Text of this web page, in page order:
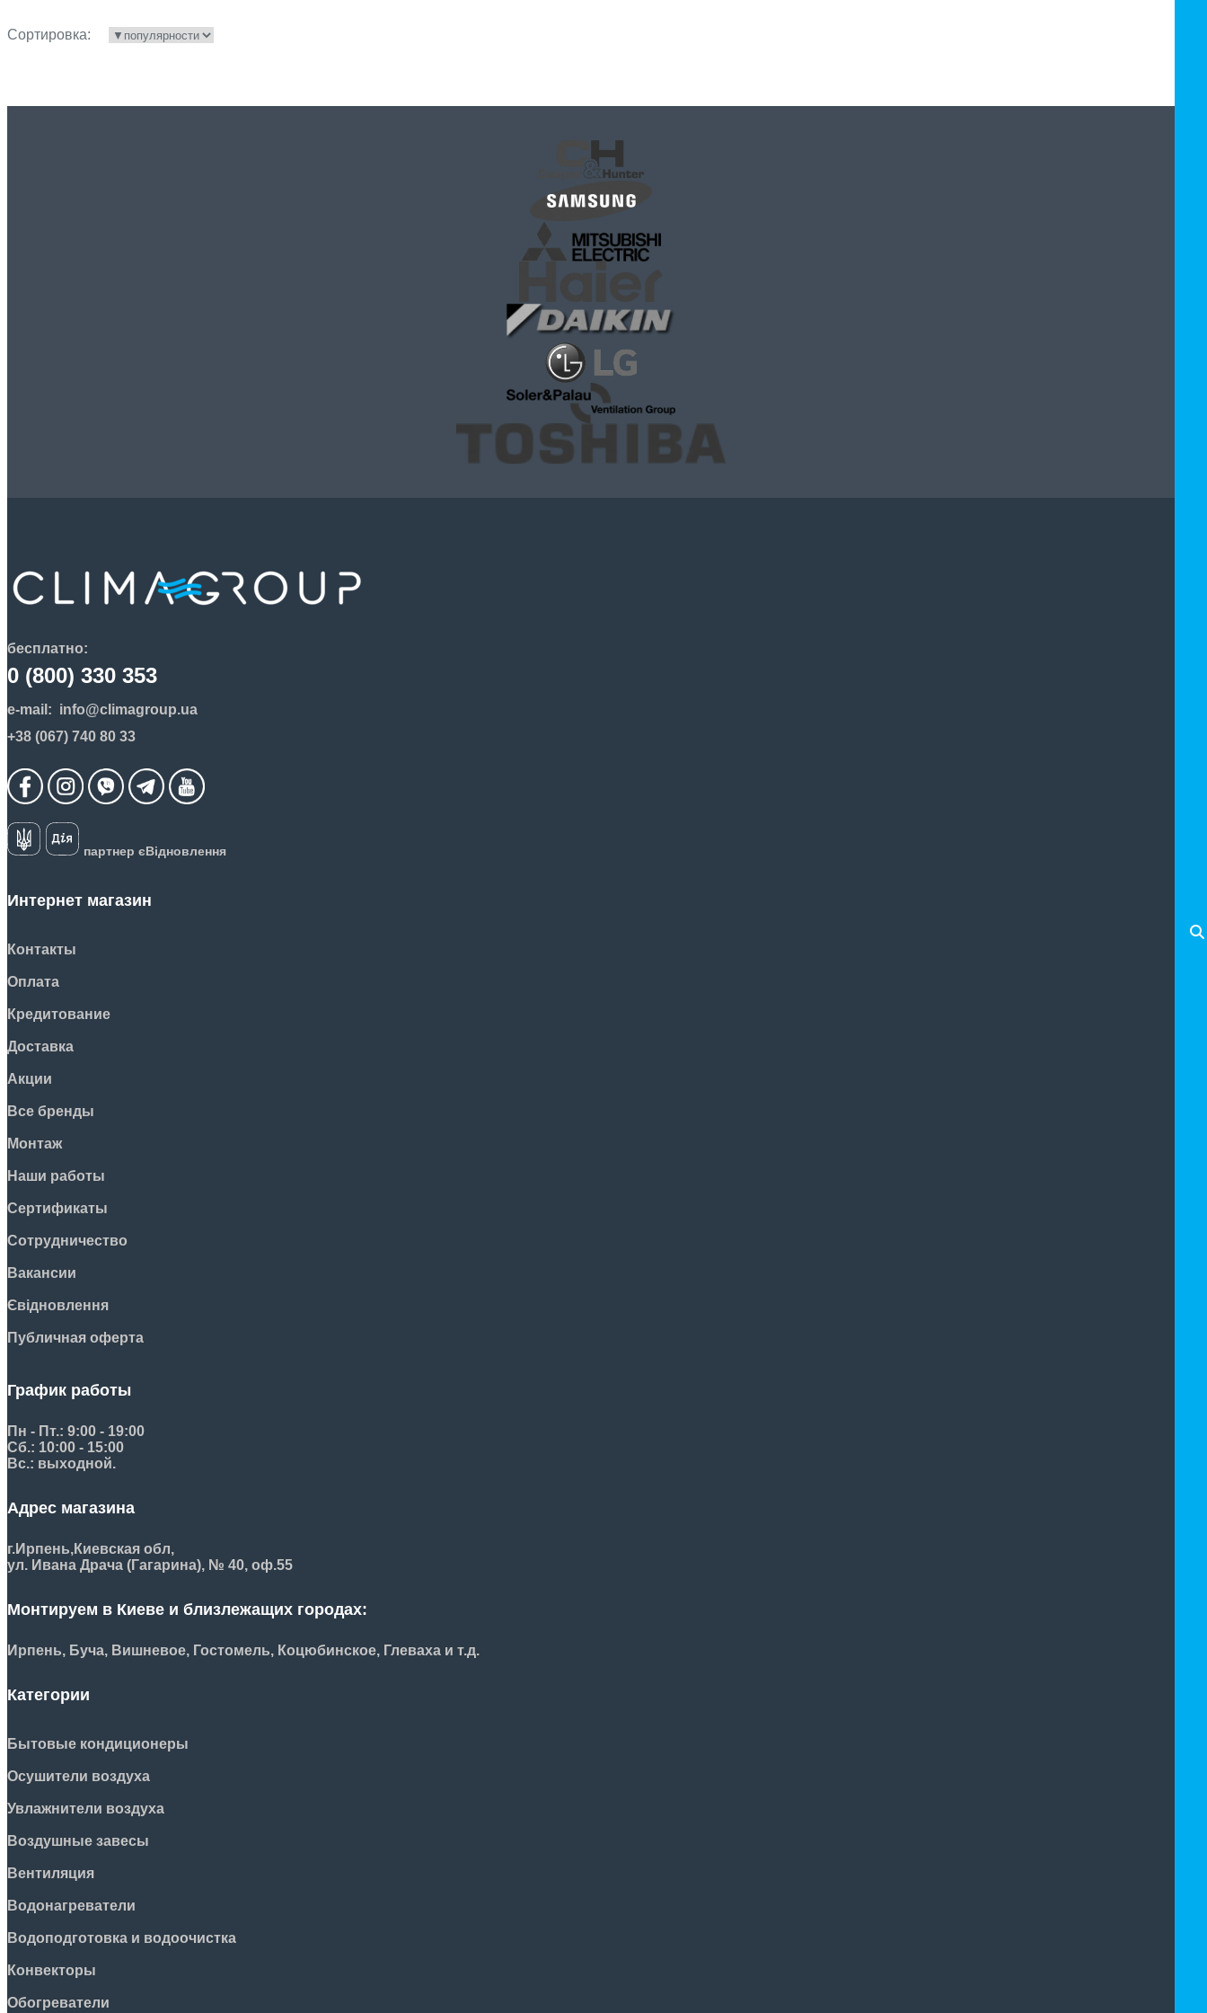
Сортировка:
бесплатно:
0 (800) 330 353
e-mail: info@climagroup.ua
+38 (067) 740 80 33
партнер єВідновлення
Интернет магазин
Контакты
Оплата
Кредитование
Доставка
Акции
Все бренды
Монтаж
Наши работы
Сертификаты
Сотрудничество
Вакансии
Євідновлення
Публичная оферта
График работы
Пн - Пт.: 9:00 - 19:00
Сб.: 10:00 - 15:00
Вс.: выходной.
Адрес магазина
г.Ирпень,Киевская обл,
ул. Ивана Драча (Гагарина), № 40, оф.55
Монтируем в Киеве и близлежащих городах:
Ирпень, Буча, Вишневое, Гостомель, Коцюбинское, Глеваха и т.д.
Категории
Бытовые кондиционеры
Осушители воздуха
Увлажнители воздуха
Воздушные завесы
Вентиляция
Водонагреватели
Водоподготовка и водоочистка
Конвекторы
Обогреватели